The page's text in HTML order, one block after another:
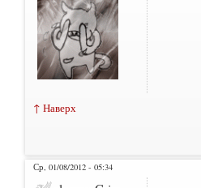
↑ Наверх
Ср, 01/08/2012 - 05:34